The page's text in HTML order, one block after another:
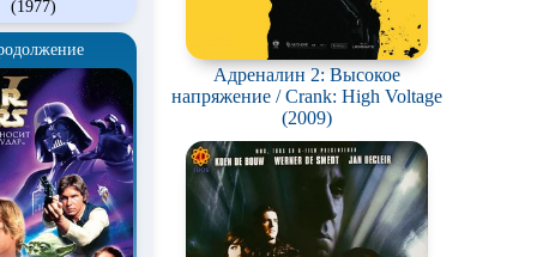
Hope
(1977)
Адреналин 2: Высокое
напряжение / Crank: High Voltage
(2009)